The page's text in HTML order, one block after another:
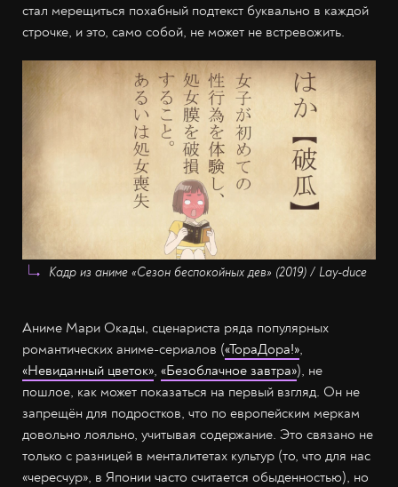
стал мерещиться похабный подтекст буквально в каждой
строчке, и это, само собой, не может не встревожить.
Кадр из аниме «Сезон беспокойных дев» (2019) / Lay-duce
Аниме Мари Окады, сценариста ряда популярных
романтических аниме-сериалов («ТораДора!»,
«Невиданный цветок», «Безоблачное завтра»), не
пошлое, как может показаться на первый взгляд. Он не
запрещён для подростков, что по европейским меркам
довольно лояльно, учитывая содержание. Это связано не
только с разницей в менталитетах культур (то, что для нас
«чересчур», в Японии часто считается обыденностью), но